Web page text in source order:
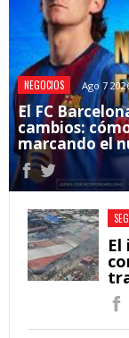
NEGOCIOS Ago 7
El FC
cambios:
marcando el